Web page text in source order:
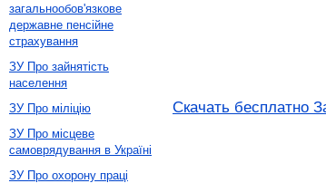
Скачать бесплатно
загальнообов'язкове
державне пенсійне
страхування
ЗУ Про зайнятість
населення
ЗУ Про міліцію
ЗУ Про місцеве
самоврядування в Україні
ЗУ Про охорону праці